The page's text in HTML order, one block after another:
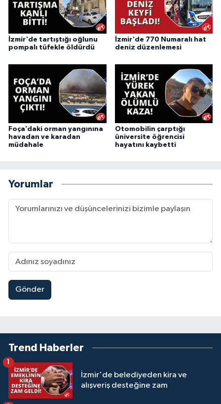
İzmir'de tartıştığı oğlunu
pompalı tüfekle öldürdü
İzmir'de 770 Numaralı hat
deniz düzenlemesi
Foça’daki orman yangınına
havadan ve karadan
müdahale
Otomobilin çarptığı
üniversite öğrencisi
hayatını kaybetti
Yorumlar
Gönder
Trend Haberler
İzmir'de belediyeden kira ve
alışveriş desteğine zam
1